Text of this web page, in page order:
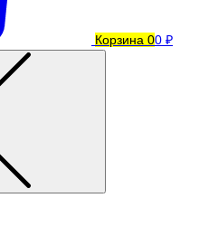
Корзина 00 ₽